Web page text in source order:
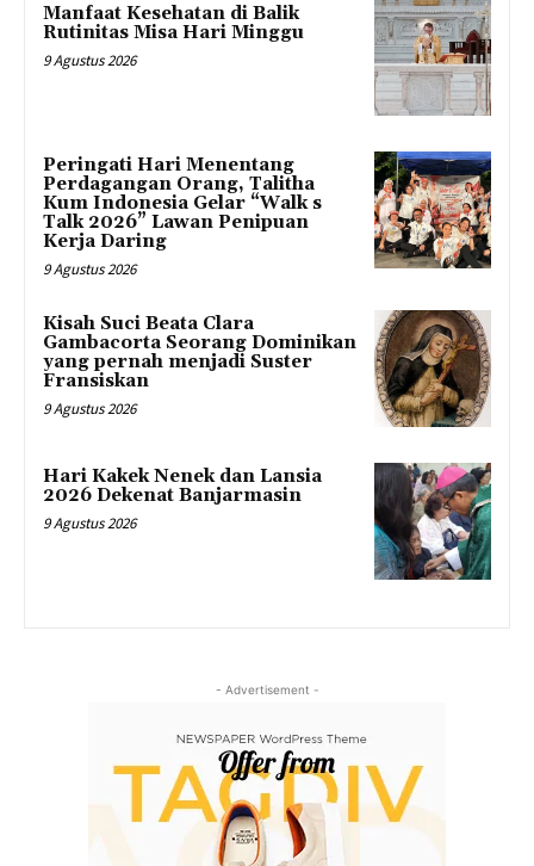
Manfaat Kesehatan di Balik
Rutinitas Misa Hari Minggu
9 Agustus 2026
Peringati Hari Menentang
Perdagangan Orang, Talitha
Kum Indonesia Gelar “Walk s
Talk 2026” Lawan Penipuan
Kerja Daring
9 Agustus 2026
Kisah Suci Beata Clara
Gambacorta Seorang Dominikan
yang pernah menjadi Suster
Fransiskan
9 Agustus 2026
Hari Kakek Nenek dan Lansia
2026 Dekenat Banjarmasin
9 Agustus 2026
- Advertisement -